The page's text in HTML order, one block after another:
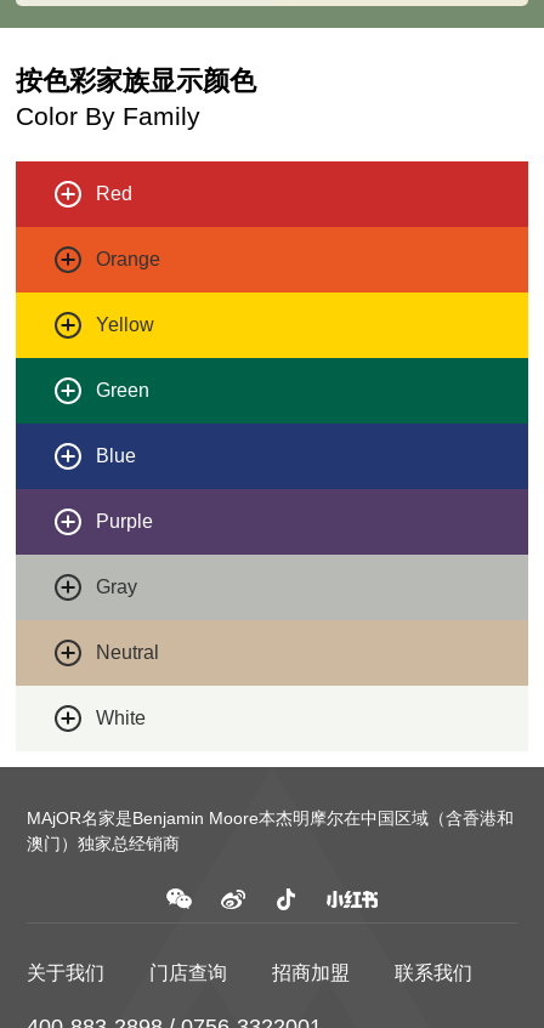
按色彩家族显示颜色
Color By Family
Red
Orange
Yellow
Green
Blue
Purple
Gray
Neutral
White
MAjOR名家是Benjamin Moore本杰明摩尔在中国区域（含香港和
澳门）独家总经销商
关于我们 门店查询 招商加盟 联系我们